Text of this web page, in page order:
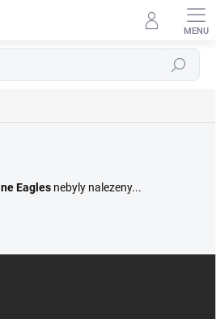
Hledat
Eagles nebyly nalezeny...